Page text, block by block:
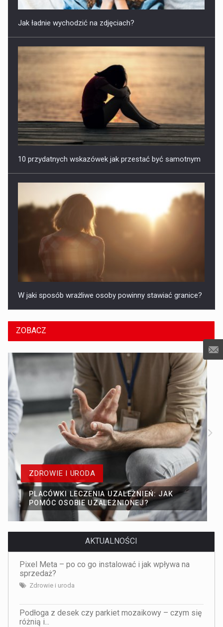
Jak ładnie wychodzić na zdjęciach?
10 przydatnych wskazówek jak przestać być samotnym
W jaki sposób wrażliwe osoby powinny stawiać granice?
ZOBACZ
ZDROWIE I URODA
PLACÓWKI LECZENIA UZALEŻNIEŃ: JAK
POMÓC OSOBIE UZALEŻNIONEJ?
AKTUALNOŚCI
Pixel Meta – po co go instalować i jak wpływa na
sprzedaż?
Zdrowie i uroda
Podłoga z desek czy parkiet mozaikowy – czym się
różnią i...